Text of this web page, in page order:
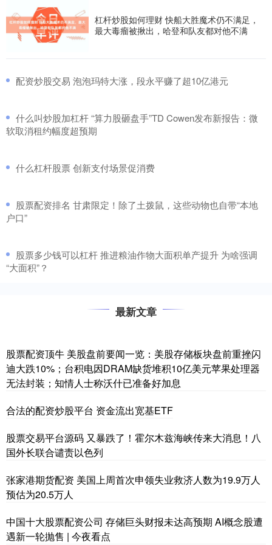
杠杆炒股如何理财 快船大胜魔术仍不满足，
最大毒瘤被揪出，哈登和队友都对他不满
​配资炒股交易 泡泡玛特大涨，段永平赚了超10亿港元
​什么叫炒股加杠杆 “算力股砸盘手”TD Cowen发布新报告：微
软取消租约幅度超预期
​什么杠杆股票 创新支付场景促消费
​股票配资排名 甘肃限定！除了土拨鼠，这些动物也自带“本地
户口”
​股票多少钱可以杠杆 推进粮油作物大面积单产提升 为啥强调
“大面积”？
最新文章
股票配资顶牛 美股盘前要闻一览：美股存储板块盘前重挫闪
迪大跌10%；台积电因DRAM缺货堆积10亿美元苹果处理器
无法封装；知情人士称沃什已准备好加息
合法的配资炒股平台 资金流出宽基ETF
股票交易平台源码 又暴跌了！霍尔木兹海峡传来大消息！八
国外长联合谴责以色列
张家港期货配资 美国上周首次申领失业救济人数为19.9万人
预估为20.5万人
中国十大股票配资公司 存储巨头财报未达高预期 AI概念股遭
遇新一轮抛售 | 今夜看点